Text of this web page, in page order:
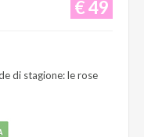
€ 49
di stagione: le rose